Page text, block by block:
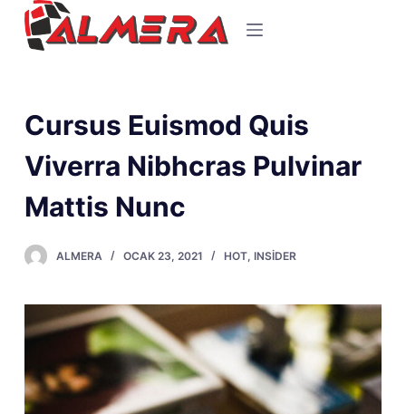
S
c
e
Cursus Euismod Quis
Viverra Nibhcras Pulvinar
Mattis Nunc
ALMERA OCAK 23, 2021 HOT, INSIDER